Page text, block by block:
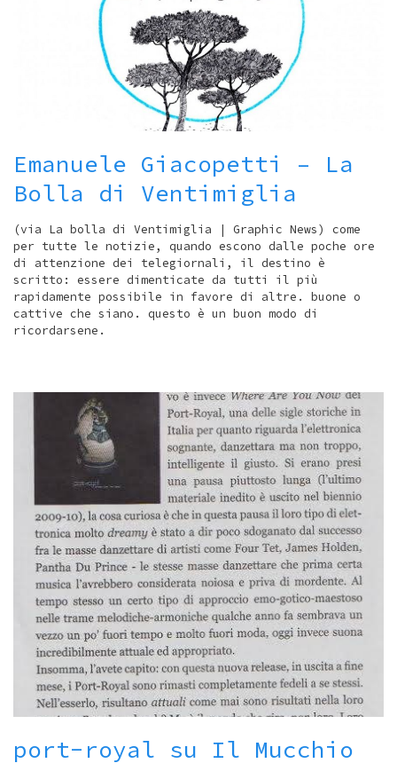
Emanuele Giacopetti – La
Bolla di Ventimiglia
(via La bolla di Ventimiglia | Graphic News) come
per tutte le notizie, quando escono dalle poche ore
di attenzione dei telegiornali, il destino è
scritto: essere dimenticate da tutti il più
rapidamente possibile in favore di altre. buone o
cattive che siano. questo è un buon modo di
ricordarsene.
port-royal su Il Mucchio